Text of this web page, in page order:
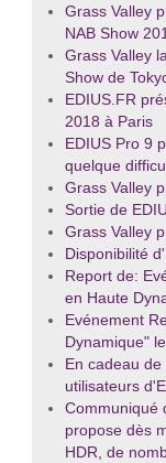
Grass Valley
NAB Show
Grass Valley
Show de
EDIUS.FR
2018 à Paris
EDIUS Pro 9
quelque
Grass Valley
Sortie de
Grass Valley
Disponibilité
Report de:
en Haute
Evénement
Dynamique"
En cadeau
utilisateurs
Communiqué
propose dès
HDR, de